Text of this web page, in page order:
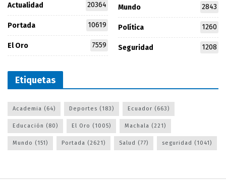
Actualidad 20364
Portada 10619
El Oro 7559
Mundo 2843
Política 1260
Seguridad 1208
Etiquetas
Academia (64) Deportes (183) Ecuador (663)
Educación (80) El Oro (1005) Machala (221)
Mundo (151) Portada (2621) Salud (77) seguridad (1041)